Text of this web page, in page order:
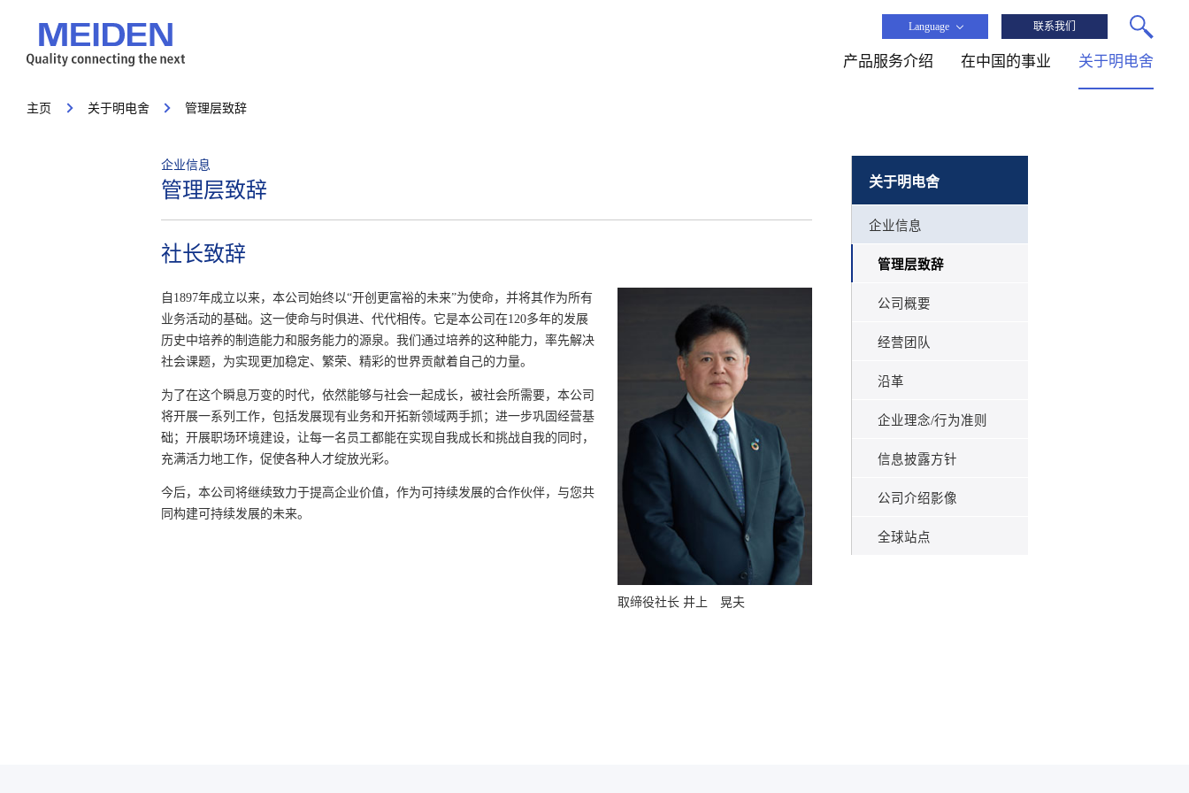
Language 联系我们
产品服务介绍 在中国的事业 关于明电舍
主页 关于明电舍 管理层致辞
企业信息
管理层致辞
社长致辞
取缔役社长 井上 晃夫
自1897年成立以来，本公司始终以“开创更富裕的未来”为使命，并将其作为所有
业务活动的基础。这一使命与时俱进、代代相传。它是本公司在120多年的发展
历史中培养的制造能力和服务能力的源泉。我们通过培养的这种能力，率先解决
社会课题，为实现更加稳定、繁荣、精彩的世界贡献着自己的力量。
为了在这个瞬息万变的时代，依然能够与社会一起成长，被社会所需要，本公司
将开展一系列工作，包括发展现有业务和开拓新领域两手抓；进一步巩固经营基
础；开展职场环境建设，让每一名员工都能在实现自我成长和挑战自我的同时，
充满活力地工作，促使各种人才绽放光彩。
今后，本公司将继续致力于提高企业价值，作为可持续发展的合作伙伴，与您共
同构建可持续发展的未来。
关于明电舍
企业信息
管理层致辞
公司概要
经营团队
沿革
企业理念/行为准则
信息披露方针
公司介绍影像
全球站点